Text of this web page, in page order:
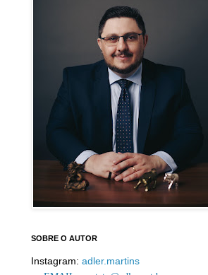
SOBRE O AUTOR
Instagram: adler.martins